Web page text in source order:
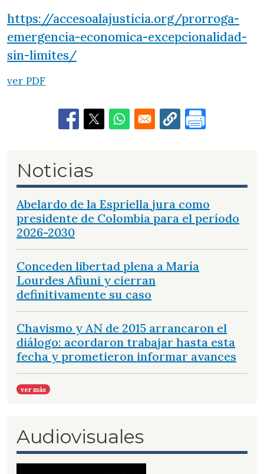
https://accesoalajusticia.org/prorroga-
emergencia-economica-excepcionalidad-
sin-limites/
ver PDF
Noticias
Abelardo de la Espriella jura como
presidente de Colombia para el período
2026-2030
Conceden libertad plena a María
Lourdes Afiuni y cierran
definitivamente su caso
Chavismo y AN de 2015 arrancaron el
diálogo: acordaron trabajar hasta esta
fecha y prometieron informar avances
ver más
Audiovisuales